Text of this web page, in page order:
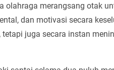
olahraga merangsang otak
dan motivasi secara
juga secara instan